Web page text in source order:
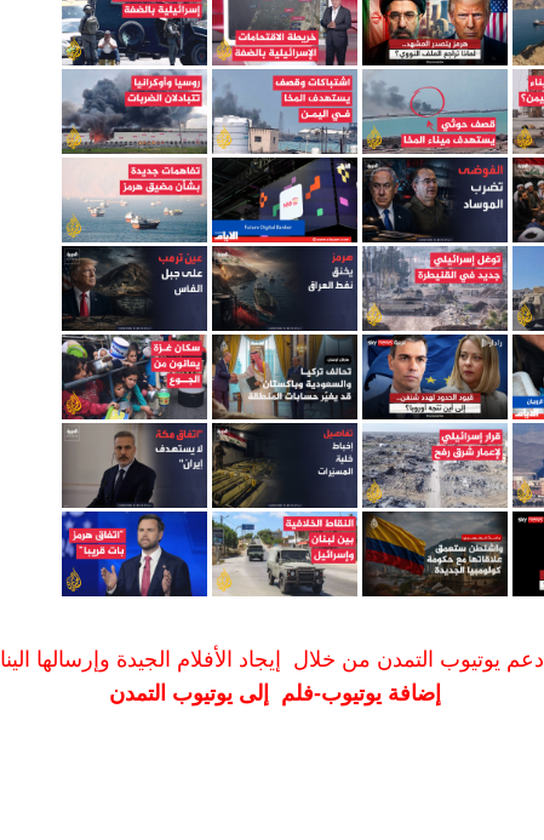
ادعم يوتيوب التمدن من خلال إيجاد الأفلام الجيدة وإرسالها الينا
إضافة يوتيوب-فلم إلى يوتيوب التمدن